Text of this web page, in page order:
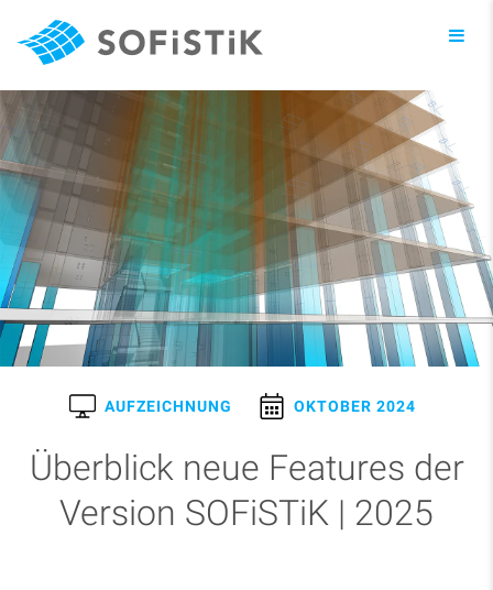
AUFZEICHNUNG OKTOBER 2024
Überblick neue Features der
Version SOFiSTiK | 2025